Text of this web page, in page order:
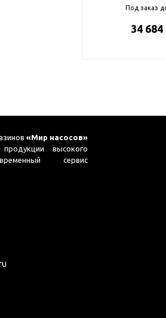
Под заказ
34 684
«Мир насосов»
высокого
сервис